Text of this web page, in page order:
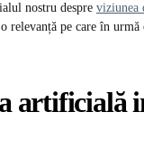
nostru despre viziunea
o relevanță pe care în
artificială